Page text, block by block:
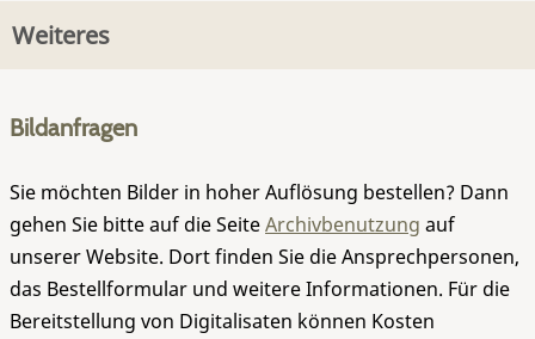
Weiteres
Bildanfragen
Sie möchten Bilder in hoher Auflösung bestellen? Dann
gehen Sie bitte auf die SeiteArchivbenutzung auf
unserer Website. Dort finden Sie die Ansprechpersonen,
das Bestellformular und weitere Informationen. Für die
Bereitstellung von Digitalisaten können Kosten